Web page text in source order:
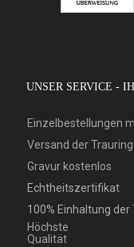
UNSER SERVICE -
Einzelbestellungen
Versand der
Gravur kostenlos
Echtheitszertifikat
100% Einhaltung der
Höchste
Qualität